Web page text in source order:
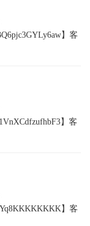
】客
】客
】客